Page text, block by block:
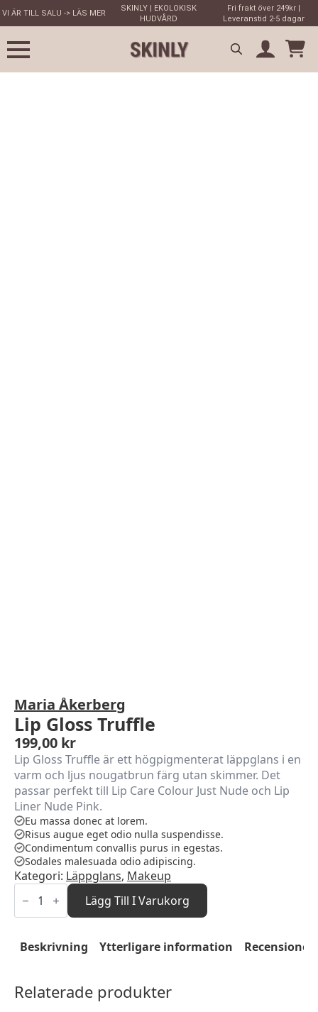
VI ÄR TILL SALU -> LÄS MER
SKINLY | EKOLOKISK
HUDVÅRD
Fri frakt över 249kr |
Leveranstid 2-5 dagar
Search
Maria Åkerberg
Lip Gloss Truffle
199,00 kr
Lip Gloss Truffle är ett högpigmenterat läppglans i en
varm och ljus nougatbrun färg utan skimmer. Det
passar perfekt till Lip Care Colour Just Nude och Lip
Liner Nude Pink.
Eu massa donec at lorem.
Risus augue eget odio nulla suspendisse.
Condimentum convallis purus in egestas.
Sodales malesuada odio adipiscing.
Kategori: Läppglans, Makeup
Lip
Gloss
mängd
Lägg Till I Varukorg
Beskrivning Ytterligare information Recensioner
Relaterade produkter